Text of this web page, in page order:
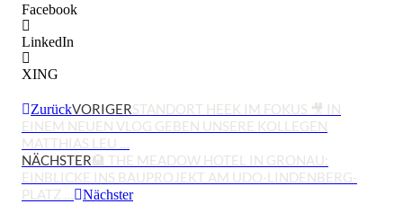
Facebook
LinkedIn
XING
ZurückVORIGERSTANDORT HEEK IM FOKUS 🎥 IN
EINEM NEUEN VLOG GEBEN UNSERE KOLLEGEN
MATTHIAS LEU …
NÄCHSTER🏨 THE MEADOW HOTEL IN GRONAU:
EINBLICKE INS BAUPROJEKT AM UDO-LINDENBERG-
PLATZ …
Nächster